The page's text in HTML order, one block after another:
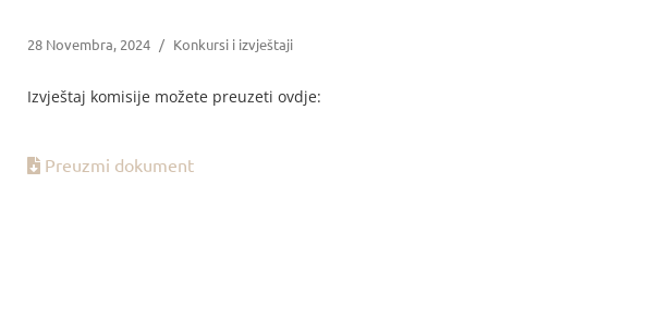
28 Novembra, 2024 / Konkursi i izvještaji
Izvještaj komisije možete preuzeti ovdje:
Preuzmi dokument